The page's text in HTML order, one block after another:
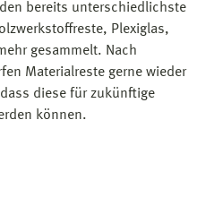
bereits unterschiedlichste
Plexiglas,
gesammelt. Nach
Materialreste gerne wieder
diese für zukünftige
können.